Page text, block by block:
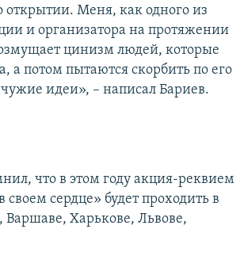
открытии. Меня, как одного из
и организатора на протяжении
цинизм людей, которые
а потом пытаются скорбить по его
идеи», – написал Бариев.
что в этом году акция-реквием
своем сердце» будет проходить в
Варшаве, Харькове, Львове,